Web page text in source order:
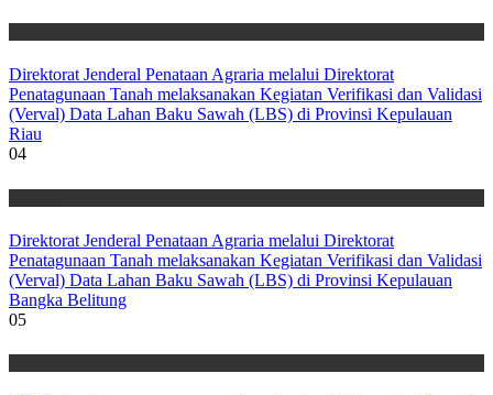
Direktorat Jenderal Penataan Agraria melalui Direktorat
Penatagunaan Tanah melaksanakan Kegiatan Verifikasi dan Validasi
(Verval) Data Lahan Baku Sawah (LBS) di Provinsi Kepulauan
Riau
04
Direktorat Jenderal Penataan Agraria melalui Direktorat
Penatagunaan Tanah melaksanakan Kegiatan Verifikasi dan Validasi
(Verval) Data Lahan Baku Sawah (LBS) di Provinsi Kepulauan
Bangka Belitung
05